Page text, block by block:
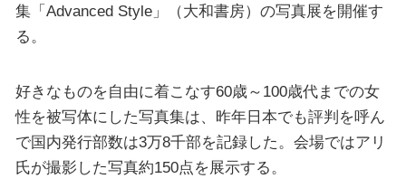
集「Advanced Style」（大和書房）の写真展を開催す
る。
好きなものを自由に着こなす60歳～100歳代までの女
性を被写体にした写真集は、昨年日本でも評判を呼ん
で国内発行部数は3万8千部を記録した。会場ではアリ
氏が撮影した写真約150点を展示する。